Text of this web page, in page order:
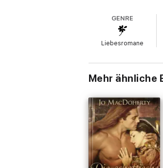
GENRE
Liebesromane
Mehr ähnliche